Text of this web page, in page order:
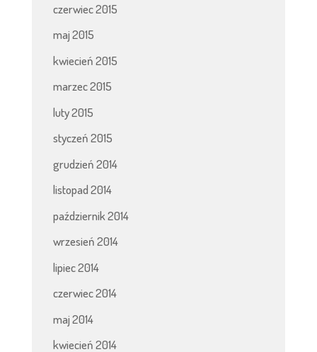
czerwiec 2015
maj 2015
kwiecień 2015
marzec 2015
luty 2015
styczeń 2015
grudzień 2014
listopad 2014
październik 2014
wrzesień 2014
lipiec 2014
czerwiec 2014
maj 2014
kwiecień 2014